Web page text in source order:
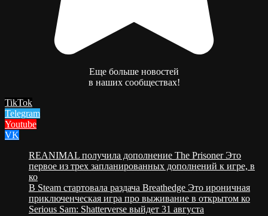
Еще больше новостей
в наших сообществах!
TikTok
Telegram
Youtube
VK
REANIMAL получила дополнение The Prisoner Это
первое из трех запланированных дополнений к игре, в
ко
В Steam стартовала раздача Breathedge Это ироничная
приключенческая игра про выживание в открытом ко
Serious Sam: Shatterverse выйдет 31 августа